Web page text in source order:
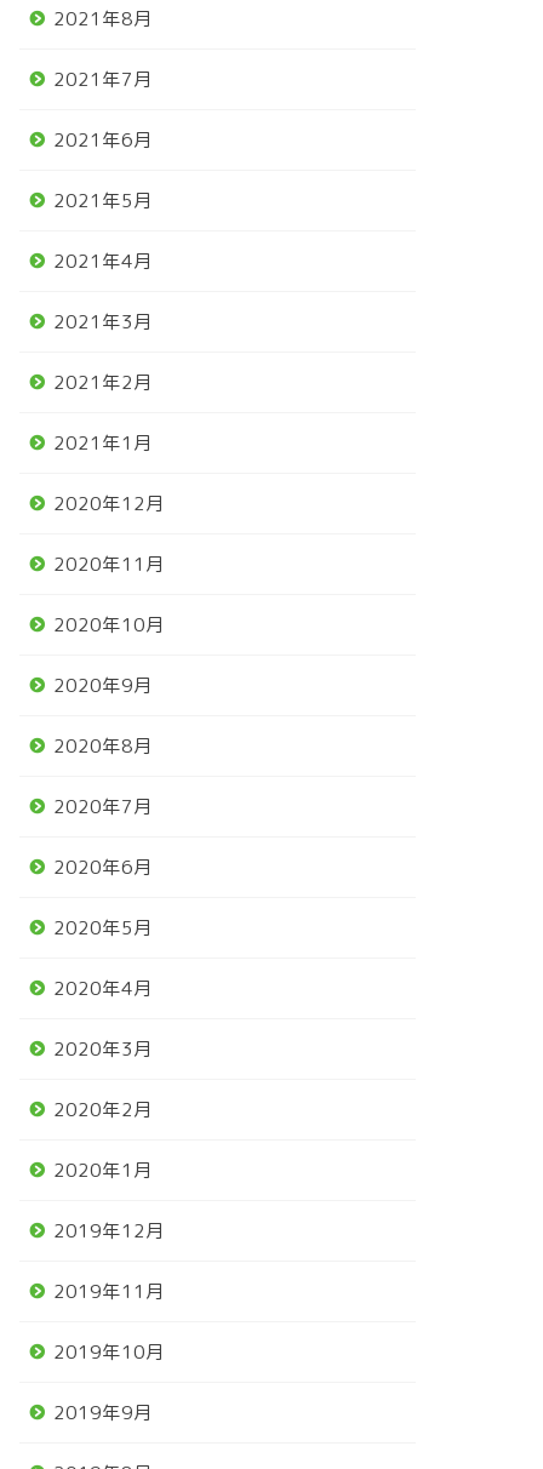
2021年8月
2021年7月
2021年6月
2021年5月
2021年4月
2021年3月
2021年2月
2021年1月
2020年12月
2020年11月
2020年10月
2020年9月
2020年8月
2020年7月
2020年6月
2020年5月
2020年4月
2020年3月
2020年2月
2020年1月
2019年12月
2019年11月
2019年10月
2019年9月